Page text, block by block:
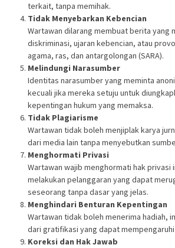
terkait, tanpa memihak.
Tidak Menyebarkan Kebencian
Wartawan dilarang membuat berita yang
diskriminasi, ujaran kebencian, atau
agama, ras, dan antargolongan (SARA).
Melindungi Narasumber
Identitas narasumber yang meminta
kecuali jika mereka setuju untuk
kepentingan hukum yang memaksa.
Tidak Plagiarisme
Wartawan tidak boleh menjiplak karya
dari media lain tanpa menyebutkan
Menghormati Privasi
Wartawan wajib menghormati hak privasi
melakukan pelanggaran yang dapat
seseorang tanpa dasar yang jelas.
Menghindari Benturan Kepentingan
Wartawan tidak boleh menerima hadiah,
dari gratifikasi yang dapat
Koreksi dan Hak Jawab